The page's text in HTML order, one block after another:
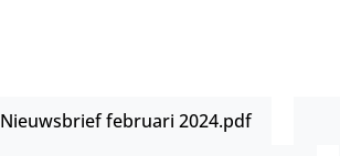
PDF Bestand
Nieuwsbrief februari 2024.pdf